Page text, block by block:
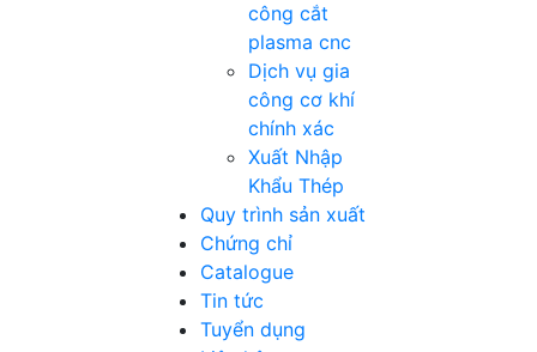
công cắt
plasma cnc
Dịch vụ gia
công cơ khí
chính xác
Xuất Nhập
Khẩu Thép
Quy trình sản xuất
Chứng chỉ
Catalogue
Tin tức
Tuyển dụng